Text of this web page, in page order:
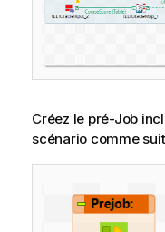
Créez le pré-Job
scénario comme